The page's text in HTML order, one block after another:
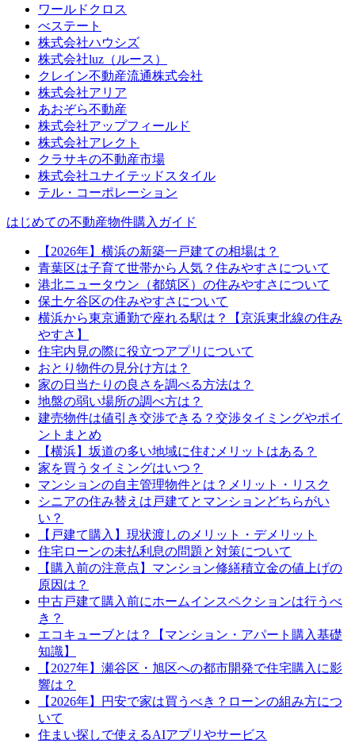
ワールドクロス
べステート
株式会社ハウシズ
株式会社luz（ルース）
クレイン不動産流通株式会社
株式会社アリア
あおぞら不動産
株式会社アップフィールド
株式会社アレクト
クラサキの不動産市場
株式会社ユナイテッドスタイル
テル・コーポレーション
はじめての不動産物件購入ガイド
【2026年】横浜の新築一戸建ての相場は？
青葉区は子育て世帯から人気？住みやすさについて
港北ニュータウン（都筑区）の住みやすさについて
保土ケ谷区の住みやすさについて
横浜から東京通勤で座れる駅は？【京浜東北線の住み
やすさ】
住宅内見の際に役立つアプリについて
おとり物件の見分け方は？
家の日当たりの良さを調べる方法は？
地盤の弱い場所の調べ方は？
建売物件は値引き交渉できる？交渉タイミングやポイ
ントまとめ
【横浜】坂道の多い地域に住むメリットはある？
家を買うタイミングはいつ？
マンションの自主管理物件とは？メリット・リスク
シニアの住み替えは戸建てとマンションどちらがい
い？
【戸建て購入】現状渡しのメリット・デメリット
住宅ローンの未払利息の問題と対策について
【購入前の注意点】マンション修繕積立金の値上げの
原因は？
中古戸建て購入前にホームインスペクションは行うべ
き？
エコキューブとは？【マンション・アパート購入基礎
知識】
【2027年】瀬谷区・旭区への都市開発で住宅購入に影
響は？
【2026年】円安で家は買うべき？ローンの組み方につ
いて
住まい探しで使えるAIアプリやサービス